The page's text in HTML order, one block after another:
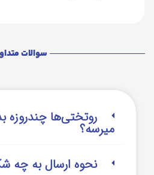
سوالات
روتختی‌‌ها چندروزه
میرسه؟
نحوه ارسال به چه